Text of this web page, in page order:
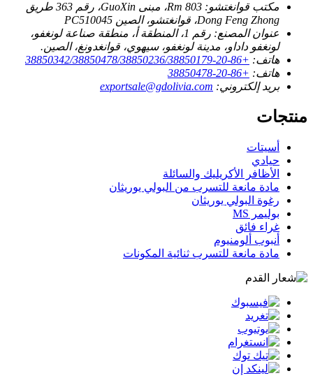
مكتب قوانغتشو:
Rm 803، مبنى GuoXin، رقم 363 طريق
Dong Feng Zhong، قوانغتشو، الصين PC510045
عنوان المصنع:
رقم 1، المنطقة أ، منطقة صناعة لونغفو،
لونغفو داداو، مدينة لونغفو، سيهوي، قوانغدونغ، الصين.
هاتف: +86-20-38850342/38850478/38850236/38850179
هاتف: +86-20-38850478
بريد إلكتروني: exportsale@gdolivia.com
منتجات
أسيتات
حيادي
الأظافر الأكريليك والسائلة
مادة مانعة للتسرب من البولي يوريثان
رغوة البولي يوريثان
بوليمر MS
غراء فائق
أنبوب ألومنيوم
مادة مانعة للتسرب ثنائية المكونات